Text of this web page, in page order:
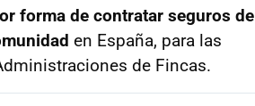
forma de contratar seguros de
en España, para las
de Fincas.